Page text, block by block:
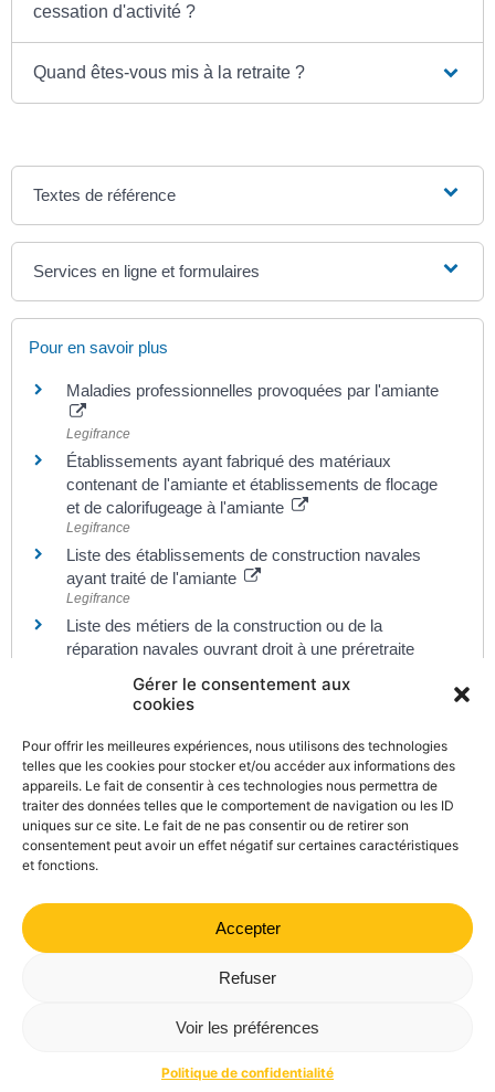
Gérer le consentement aux
cookies
Pour offrir les meilleures expériences, nous utilisons des technologies
telles que les cookies pour stocker et/ou accéder aux informations des
appareils. Le fait de consentir à ces technologies nous permettra de
traiter des données telles que le comportement de navigation ou les ID
uniques sur ce site. Le fait de ne pas consentir ou de retirer son
consentement peut avoir un effet négatif sur certaines caractéristiques
et fonctions.
Accepter
Refuser
Voir les préférences
Politique de confidentialité
cessation d'activité ?
Quand êtes-vous mis à la retraite ?
Textes de référence
Services en ligne et formulaires
Pour en savoir plus
Maladies professionnelles provoquées par l'amiante
Legifrance
Établissements ayant fabriqué des matériaux
contenant de l'amiante et établissements de flocage
et de calorifugeage à l'amiante
Legifrance
Liste des établissements de construction navales
ayant traité de l'amiante
Legifrance
Liste des métiers de la construction ou de la
réparation navales ouvrant droit à une préretraite
Confédération générale des Scop
amiante
Legifrance
Régime social des marins - Préretraite amiante
Établissement national des invalides de la marine (Enim)
© Direction de l'information légale et administrative
comarquage developpé par
21 40 70
Politique de confidentialité
Mentions légales